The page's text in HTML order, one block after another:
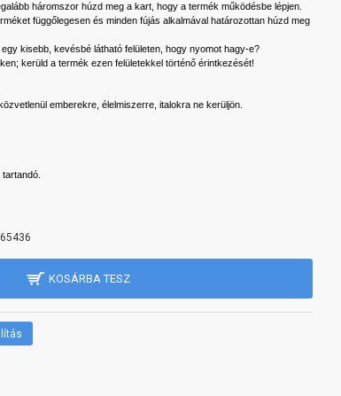
háromszor húzd meg a kart, hogy a termék működésbe lépjen.
függőlegesen és minden fújás alkalmával határozottan húzd meg
kisebb, kevésbé látható felületen, hogy nyomot hagy-e?
kerüld a termék ezen felületekkel történő érintkezését!
emberekre, élelmiszerre, italokra ne kerüljön.
KOSÁRBA TESZ